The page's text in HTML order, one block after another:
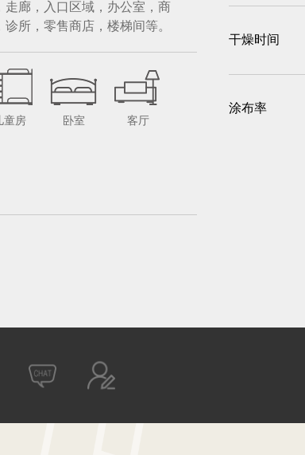
走廊，入口区域，办公室，商
所，零售商店，楼梯间等。
童房 卧室 客厅
干燥时间
涂布率